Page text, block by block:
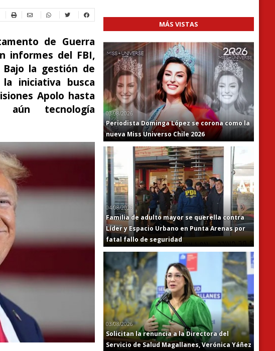
de Guerra
informes del FBI,
la gestión de
iniciativa busca
Apolo hasta
aún tecnología
MÁS VISTAS
03/08/2026
Periodista Dominga López se corona como la
nueva Miss Universo Chile 2026
04/08/2026
Familia de adulto mayor se querella contra
Líder y Espacio Urbano en Punta Arenas por
fatal fallo de seguridad
03/08/2026
Solicitan la renuncia a la Directora del
Servicio de Salud Magallanes, Verónica Yáñez